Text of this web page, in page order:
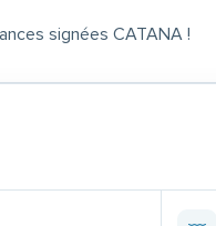
signées CATANA !